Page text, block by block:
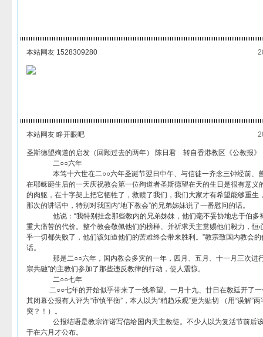
本站网友 1528309280
本站网友 睁开眼吧
圣斯德望殉道的启发（回顾过去的两年） 陈日君 转自香港教区《公教报》
二○○六年
本笃十六世在二○○六年圣诞节翌日中午、与信徒一齐念三钟经前、曾
在耶稣诞生后的一天庆祝教会第一位殉道者圣斯德望在天的生日是很有意义
的肉躯，在十字架上把它牺牲了，救赎了我们，我们大家才有希望能够重生
那次的讲话中，特别对我国内“地下教会”的兄弟姊妹说了一番慰问的话。
他说：“我特别挂念那些教内的兄弟姊妹，他们毫不妥协地忠于伯多
重大痛苦的代价。整个教会敬佩他们的榜样、并祈求天主赏赐他们毅力，恒
乎一切都失败了，他们该知道他们的苦难终会带来胜利。”教宗致国内教会
话。
那是二○○六年，国内教会多灾的一年，四月、五月、十一月三次进行
宗共融”的主教们参加了那些违反教律的行动，使人震惊。
二○○七年
二○○七年的开始似乎带来了一线希望。一月十九、廿日在教廷开了一
其闭幕公报有人评为“审慎平衡”，本人以为“稍趋乐观”更为贴切 （用“误解”
突？！）。
公报结语是教宗许诺写信给国内天主教徒。不少人以为复活节前后该
于在六月才公布。